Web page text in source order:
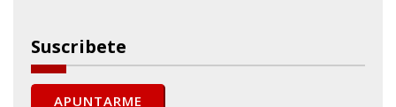
Suscribete